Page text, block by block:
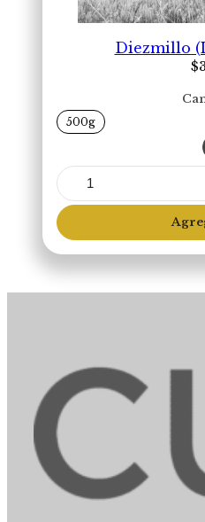
Diezmillo
$
500g
Diezmillo
(Libre
Pastoreo)
cantidad